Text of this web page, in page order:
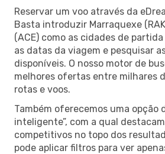
Reservar um voo através da
Basta introduzir Marraquexe
(ACE) como as cidades de
as datas da viagem e pesquisar
disponíveis. O nosso motor de
melhores ofertas entre milhares
rotas e voos.
Também oferecemos uma opção
inteligente”, com a qual
competitivos no topo dos
pode aplicar filtros para ver